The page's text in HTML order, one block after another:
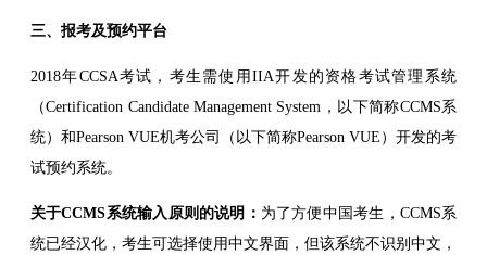
三、报考及预约平台
2018年CCSA考试，考生需使用IIA开发的资格考试管理系统
（Certification Candidate Management System，以下简称CCMS系
统）和Pearson VUE机考公司（以下简称Pearson VUE）开发的考
试预约系统。
关于CCMS系统输入原则的说明： 为了方便中国考生，CCMS系
统已经汉化，考生可选择使用中文界面，但该系统不识别中文，